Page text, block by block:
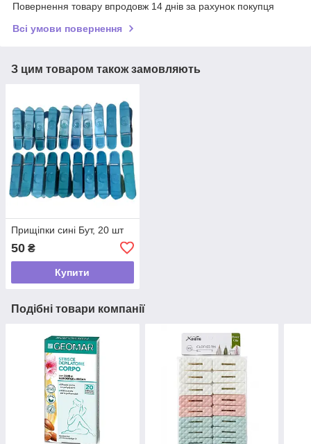
Повернення товару впродовж 14 днів за рахунок покупця
Всі умови повернення
З цим товаром також замовляють
Прищіпки сині Бут, 20 шт
50 ₴
Купити
Подібні товари компанії